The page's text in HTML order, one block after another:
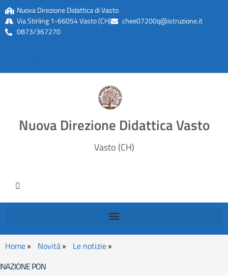
Nuova Direzione Didattica di Vasto
Via Stirling 1-66054 Vasto (CH)
chee07200q@istruzione.it
0873/367270
Nuova Direzione Didattica Vasto
Vasto (CH)
Home Novità
Le notizie
PON